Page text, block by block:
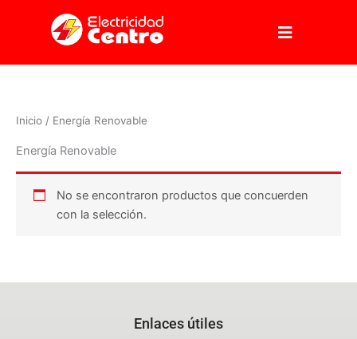
Inicio / Energía Renovable
Energía Renovable
No se encontraron productos que concuerden
con la selección.
Enlaces útiles